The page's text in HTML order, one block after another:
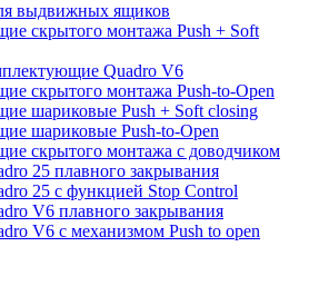
выдвижных ящиков
скрытого монтажа Push + Soft
Quadro V6
скрытого монтажа Push-to-Open
шариковые Push + Soft closing
шариковые Push-to-Open
скрытого монтажа с доводчиком
25 плавного закрывания
25 с функцией Stop Control
V6 плавного закрывания
V6 с механизмом Push to open